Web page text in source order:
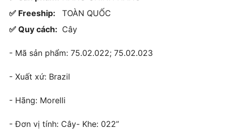
✅ Freeship:
TOÀN QUỐC
✅ Quy cách: Cây
- Mã sản phẩm: 75.02.022; 75.02.023
- Xuất xứ: Brazil
- Hãng: Morelli
- Đơn vị tính: Cây- Khe: 022”